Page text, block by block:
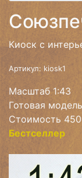
Киоск с
Артикул: kiosk1
Масштаб 1:43
Готовая модель
Стоимость
Бестселлер